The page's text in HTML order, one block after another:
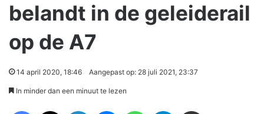
belandt in de geleiderail
op de A7
14 april 2020, 18:46 Aangepast op: 28 juli 2021, 23:37
In minder dan een minuut te lezen